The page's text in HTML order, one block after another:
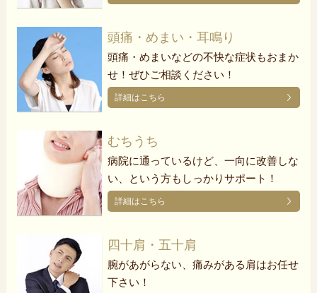
頭痛・めまい・耳鳴り
頭痛・めまいなどの不快な症状もおまか
せ！ぜひご相談ください！
詳細はこちら
むちうち
病院に通っているけど、一向に改善しな
い、という方もしっかりサポート！
詳細はこちら
四十肩・五十肩
腕があがらない、痛みがある肩はお任せ
下さい！